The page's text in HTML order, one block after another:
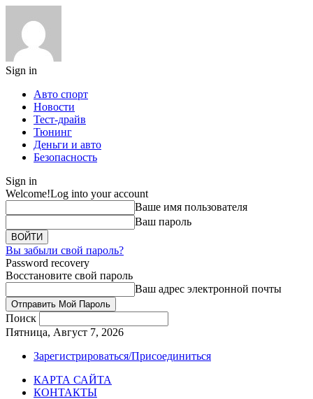
Sign in
Авто спорт
Новости
Тест-драйв
Тюнинг
Деньги и авто
Безопасность
Sign in
Welcome!Log into your account
Ваше имя пользователя
Ваш пароль
Вы забыли свой пароль?
Password recovery
Восстановите свой пароль
Ваш адрес электронной почты
Поиск
Пятница, Август 7, 2026
Зарегистрироваться/Присоединиться
КАРТА САЙТА
КОНТАКТЫ